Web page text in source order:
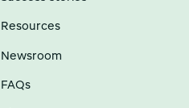
Resources
Newsroom
FAQs